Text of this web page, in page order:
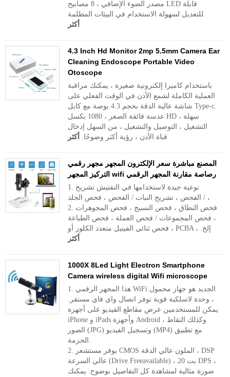
مصدر الضوء الإضافي ، 8 مصابيح LED قابلة
للتعديل لسهولة الاستخدام في البيئات المظلمة.
أكثر
4.3 Inch Hd Monitor 2mp 5.5mm Camera Ear
Cleaning Endoscope Portable Video
Otoscope
باستخدام كاميرا إلكترونية صغيرة ، يمكنك مراقبة
العملية الكاملة لشمع الأذن في الوقت الفعلي على
شاشة عالية الدقة بحجم 4.3 بوصة مع كابل Type-c.
عدسة فائقة الصغر ، 1080 بكسل HD ، سهلة
التشغيل ، التوصيل والتشغيل ، من السهل إدخال
قناة الأذن ، رؤية أكثر وضوحًا. أكثر
المصنع مباشرة سعر الإلكترون المجهر مجهر رقمي
التركيز المجهر wifi رصاصة مقارنة المجهر الرقمي
1. نوعية جيدة لاستخدامها في التفتيش تشريح
/ الفحص ، تشريح النبات / الفحص ، فحص الجلد ،
2. فحص النطاق ، فحص النسيج ، فحص المجوهرات
، فحص المجموعات / فحص العملة ، فحص الطباعة
، فحص ثنائي الفينيل متعدد الكلور أو PCBA ، إلخ.
أكثر
1000X 8Led Light Electron Smartphone
Camera wireless digital Wifi microscope
1. هذا المجهر الرقمي WiFi الجديد هو جهاز محمول
، وحدة لاسلكية قوية توفر اتصال واي فاي مستقر.
يمكن للمستخدمين عرض مقاطع الفيديو على أجهزة
iPhone و iPads وأجهزة Android ، وكذلك التقاط
الصور (JPG) وتسجيل الفيديو (MP4) مع تطبيق
الحزمة.
2. يوفر مستشعر CMOS الملون عالي الدقة ، DSP
عالي السرعة (Drive Freeavailable) ، 20 بت DPS ،
صورة مثالية لمشاهدة كل التفاصيل بوضوح. يمكنك